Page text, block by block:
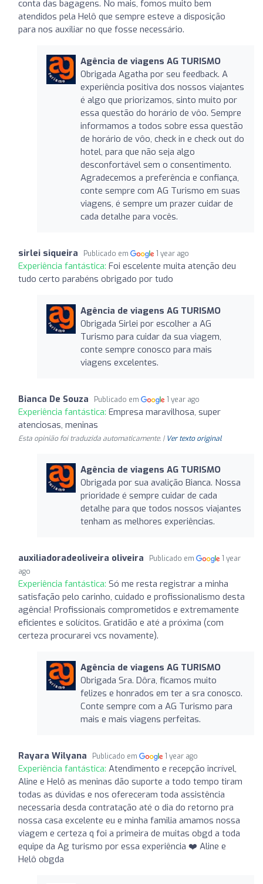
conta das bagagens. No mais, fomos muito bem
atendidos pela Helô que sempre esteve a disposição
para nos auxiliar no que fosse necessário.
Agência de viagens AG TURISMO
Obrigada Agatha por seu feedback. A
experiência positiva dos nossos viajantes
é algo que priorizamos, sinto muito por
essa questão do horário de vôo. Sempre
informamos a todos sobre essa questão
de horário de vôo, check in e check out do
hotel, para que não seja algo
desconfortável sem o consentimento.
Agradecemos a preferência e confiança,
conte sempre com AG Turismo em suas
viagens, é sempre um prazer cuidar de
cada detalhe para vocês.
sirlei siqueira Publicado em 1 year ago
Experiência fantástica: Foi escelente muita atenção deu
tudo certo parabéns obrigado por tudo
Agência de viagens AG TURISMO
Obrigada Sirlei por escolher a AG
Turismo para cuidar da sua viagem,
conte sempre conosco para mais
viagens excelentes.
Bianca De Souza Publicado em 1 year ago
Experiência fantástica: Empresa maravilhosa, super
atenciosas, meninas
Esta opinião foi traduzida automaticamente. | Ver texto original
Agência de viagens AG TURISMO
Obrigada por sua avalição Bianca. Nossa
prioridade é sempre cuidar de cada
detalhe para que todos nossos viajantes
tenham as melhores experiências.
auxiliadoradeoliveira oliveira Publicado em
1 year
ago
Experiência fantástica: Só me resta registrar a minha
satisfação pelo carinho, cuidado e profissionalismo desta
agência! Profissionais comprometidos e extremamente
eficientes e solícitos. Gratidão e até a próxima (com
certeza procurarei vcs novamente).
Agência de viagens AG TURISMO
Obrigada Sra. Dôra, ficamos muito
felizes e honrados em ter a sra conosco.
Conte sempre com a AG Turismo para
mais e mais viagens perfeitas.
Rayara Wilyana Publicado em 1 year ago
Experiência fantástica: Atendimento e recepção incrível,
Aline e Helô as meninas dão suporte a todo tempo tiram
todas as dúvidas e nos ofereceram toda assistência
necessaria desda contratação até o dia do retorno pra
nossa casa excelente eu e minha familia amamos nossa
viagem e certeza q foi a primeira de muitas obgd a toda
equipe da Ag turismo por essa experiência ❤️ Aline e
Helô obgda